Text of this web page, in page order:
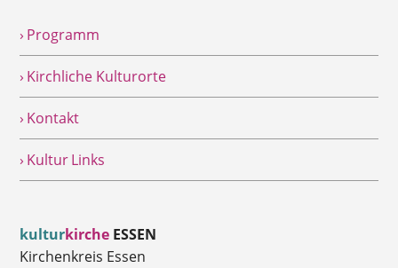
› Programm
› Kirchliche Kulturorte
› Kontakt
› Kultur Links
kulturkirche ESSEN
Kirchenkreis Essen